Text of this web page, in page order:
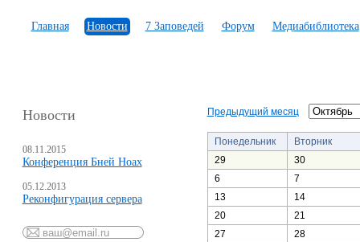
Главная Новости 7 Заповедей Форум Медиабиблиотека
Новости
08.11.2015
Конференция Бней Ноах
05.12.2013
Реконфигурация сервера
Предыдущий месяц
Понедельник
Вторник
29
30
6
7
13
14
20
21
27
28